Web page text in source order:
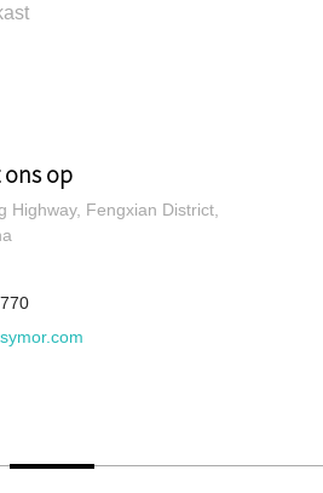
op
Highway, Fengxian District,